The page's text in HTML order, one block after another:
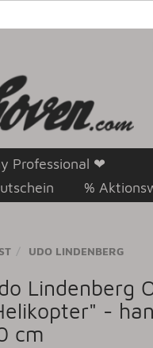
Professional ❤
%
UDO LINDENBERG
Lindenberg
-
cm